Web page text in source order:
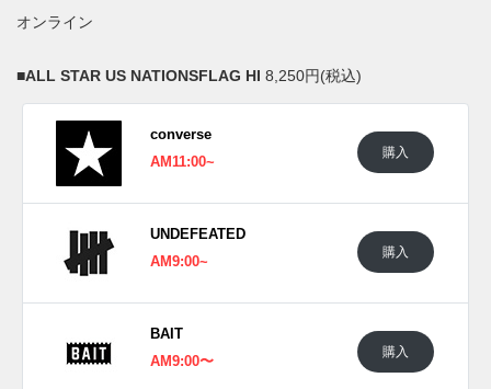
込)。 また新たな情報が入り次第、スニーカーウォーズの
(pic. CONVERSE)
オンライン
■ALL STAR US NATIONSFLAG HI 8,250円(税込)
converse
AM11:00~
購入
UNDEFEATED
AM9:00~
購入
BAIT
AM9:00〜
購入